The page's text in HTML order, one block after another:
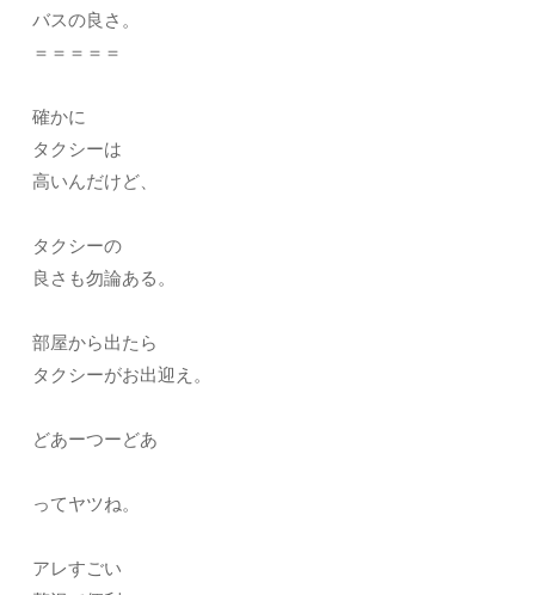
バスの良さ。
＝＝＝＝＝
確かに
タクシーは
高いんだけど、
タクシーの
良さも勿論ある。
部屋から出たら
タクシーがお出迎え。
どあーつーどあ
ってヤツね。
アレすごい